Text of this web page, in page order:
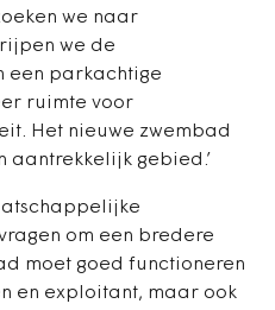
we naar
we de
een parkachtige
ruimte voor
Het nieuwe zwembad
aantrekkelijk gebied.’
om een bredere
moet goed functioneren
en exploitant, maar ook